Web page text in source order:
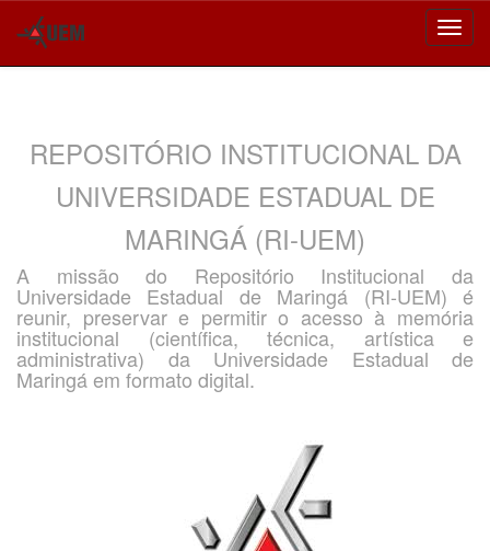
REPOSITÓRIO INSTITUCIONAL DA
UNIVERSIDADE ESTADUAL DE
MARINGÁ (RI-UEM)
A missão do Repositório Institucional da
Universidade Estadual de Maringá (RI-UEM) é
reunir, preservar e permitir o acesso à memória
institucional (científica, técnica, artística e
administrativa) da Universidade Estadual de
Maringá em formato digital.